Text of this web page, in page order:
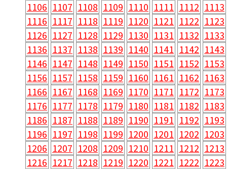
1106 1107 1108 1109 1110 1111 1112 1113
1116 1117 1118 1119 1120 1121 1122 1123
1126 1127 1128 1129 1130 1131 1132 1133
1136 1137 1138 1139 1140 1141 1142 1143
1146 1147 1148 1149 1150 1151 1152 1153
1156 1157 1158 1159 1160 1161 1162 1163
1166 1167 1168 1169 1170 1171 1172 1173
1176 1177 1178 1179 1180 1181 1182 1183
1186 1187 1188 1189 1190 1191 1192 1193
1196 1197 1198 1199 1200 1201 1202 1203
1206 1207 1208 1209 1210 1211 1212 1213
1216 1217 1218 1219 1220 1221 1222 1223